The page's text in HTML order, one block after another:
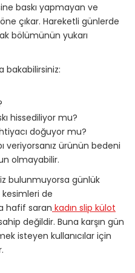
baskı yapmayan ve
çıkar. Hareketli günlerde
bölümünün yukarı
bakabilirsiniz:
hissediliyor mu?
doğuyor mu?
veriyorsanız ürünün bedeni
olmayabilir.
bulunmuyorsa günlük
de
hafif saran kadın slip külot
değildir. Buna karşın gün
isteyen kullanıcılar için